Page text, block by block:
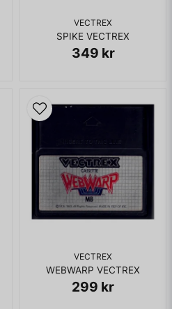
VECTREX
SPIKE VECTREX
349 kr
VECTREX
WEBWARP VECTREX
299 kr